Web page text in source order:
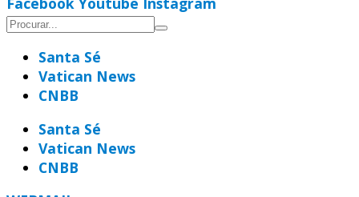
Santa Sé
Vatican News
CNBB
Santa Sé
Vatican News
CNBB